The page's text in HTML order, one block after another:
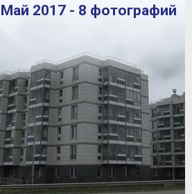
2017 - 8 фотографий